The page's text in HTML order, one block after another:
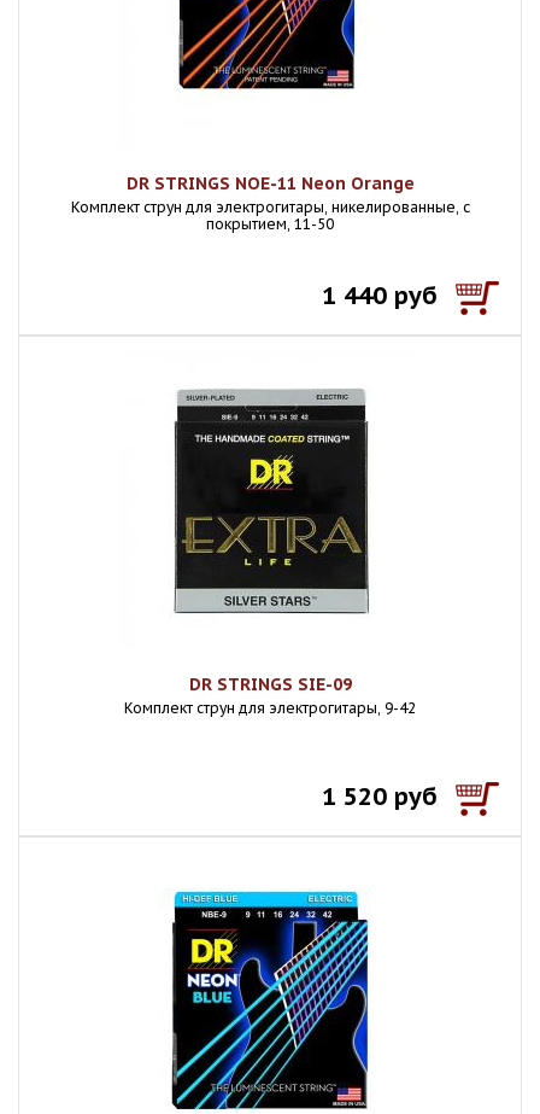
DR STRINGS NOE-11 Neon Orange
Комплект струн для электрогитары, никелированные, с
покрытием, 11-50
1 440 руб
DR STRINGS SIE-09
Комплект струн для электрогитары, 9-42
1 520 руб